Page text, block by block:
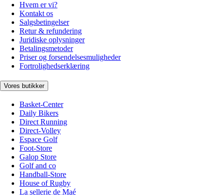
Hvem er vi?
Kontakt os
Salgsbetingelser
Retur & refundering
Juridiske oplysninger
Betalingsmetoder
Priser og forsendelsesmuligheder
Fortrolighedserklæring
Vores butikker
Basket-Center
Daily Bikers
Direct Running
Direct-Volley
Espace Golf
Foot-Store
Galop Store
Golf and co
Handball-Store
House of Rugby
La sellerie de Maé